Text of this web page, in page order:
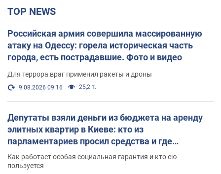
TOP NEWS
Российская армия совершила массированную
атаку на Одессу: горела историческая часть
города, есть пострадавшие. Фото и видео
Для террора враг применил ракеты и дроны
9.08.2026 09:16 25,2 т.
Депутаты взяли деньги из бюджета на аренду
элитных квартир в Киеве: кто из
парламентариев просил средства и где
поселился
Как работает особая социальная гарантия и кто ею
пользуется